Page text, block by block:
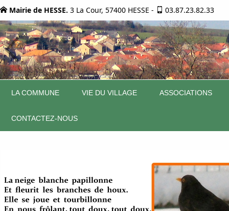
Mairie de HESSE. 3 La Cour, 57400 HESSE - 03.87.23.82.33
LA COMMUNE VIE DU VILLAGE ASSOCIATIONS
CONTACTEZ-NOUS